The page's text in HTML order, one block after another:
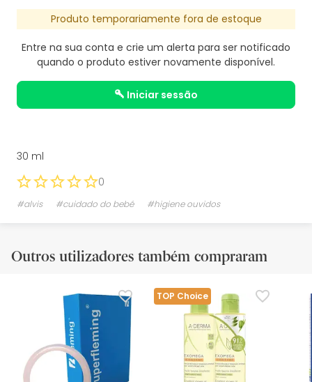
Produto temporariamente fora de estoque
Entre na sua conta e crie um alerta para ser notificado
quando o produto estiver novamente disponível.
iniciar sessão
30 ml
0
#alvis #cuidado do bebé #higiene ouvidos
Outros utilizadores também compraram
TOP Choice